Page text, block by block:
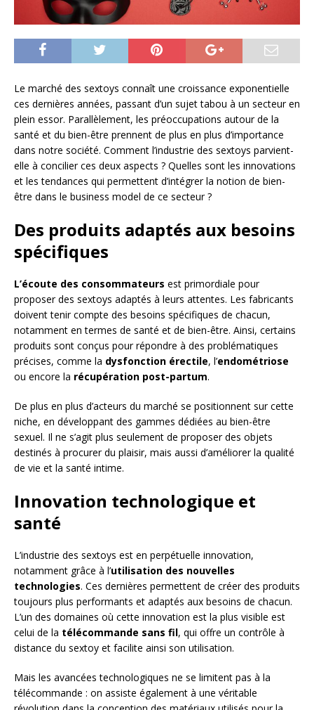
Le marché des sextoys connaît une croissance exponentielle
ces dernières années, passant d’un sujet tabou à un secteur en
plein essor. Parallèlement, les préoccupations autour de la
santé et du bien-être prennent de plus en plus d’importance
dans notre société. Comment l’industrie des sextoys parvient-
elle à concilier ces deux aspects ? Quelles sont les innovations
et les tendances qui permettent d’intégrer la notion de bien-
être dans le business model de ce secteur ?
Des produits adaptés aux besoins
spécifiques
L’écoute des consommateurs est primordiale pour
proposer des sextoys adaptés à leurs attentes. Les fabricants
doivent tenir compte des besoins spécifiques de chacun,
notamment en termes de santé et de bien-être. Ainsi, certains
produits sont conçus pour répondre à des problématiques
précises, comme la dysfonction érectile, l’endométriose
ou encore la récupération post-partum.
De plus en plus d’acteurs du marché se positionnent sur cette
niche, en développant des gammes dédiées au bien-être
sexuel. Il ne s’agit plus seulement de proposer des objets
destinés à procurer du plaisir, mais aussi d’améliorer la qualité
de vie et la santé intime.
Innovation technologique et
santé
L’industrie des sextoys est en perpétuelle innovation,
notamment grâce à l’utilisation des nouvelles
technologies. Ces dernières permettent de créer des produits
toujours plus performants et adaptés aux besoins de chacun.
L’un des domaines où cette innovation est la plus visible est
celui de la télécommande sans fil, qui offre un contrôle à
distance du sextoy et facilite ainsi son utilisation.
Mais les avancées technologiques ne se limitent pas à la
télécommande : on assiste également à une véritable